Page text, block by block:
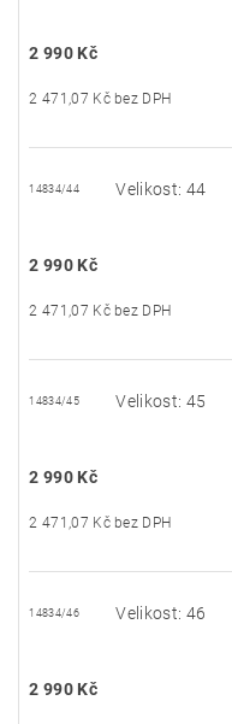
2 990 Kč
2 471,07 Kč bez DPH
14834/44 Velikost: 44
2 990 Kč
2 471,07 Kč bez DPH
14834/45 Velikost: 45
2 990 Kč
2 471,07 Kč bez DPH
14834/46 Velikost: 46
2 990 Kč